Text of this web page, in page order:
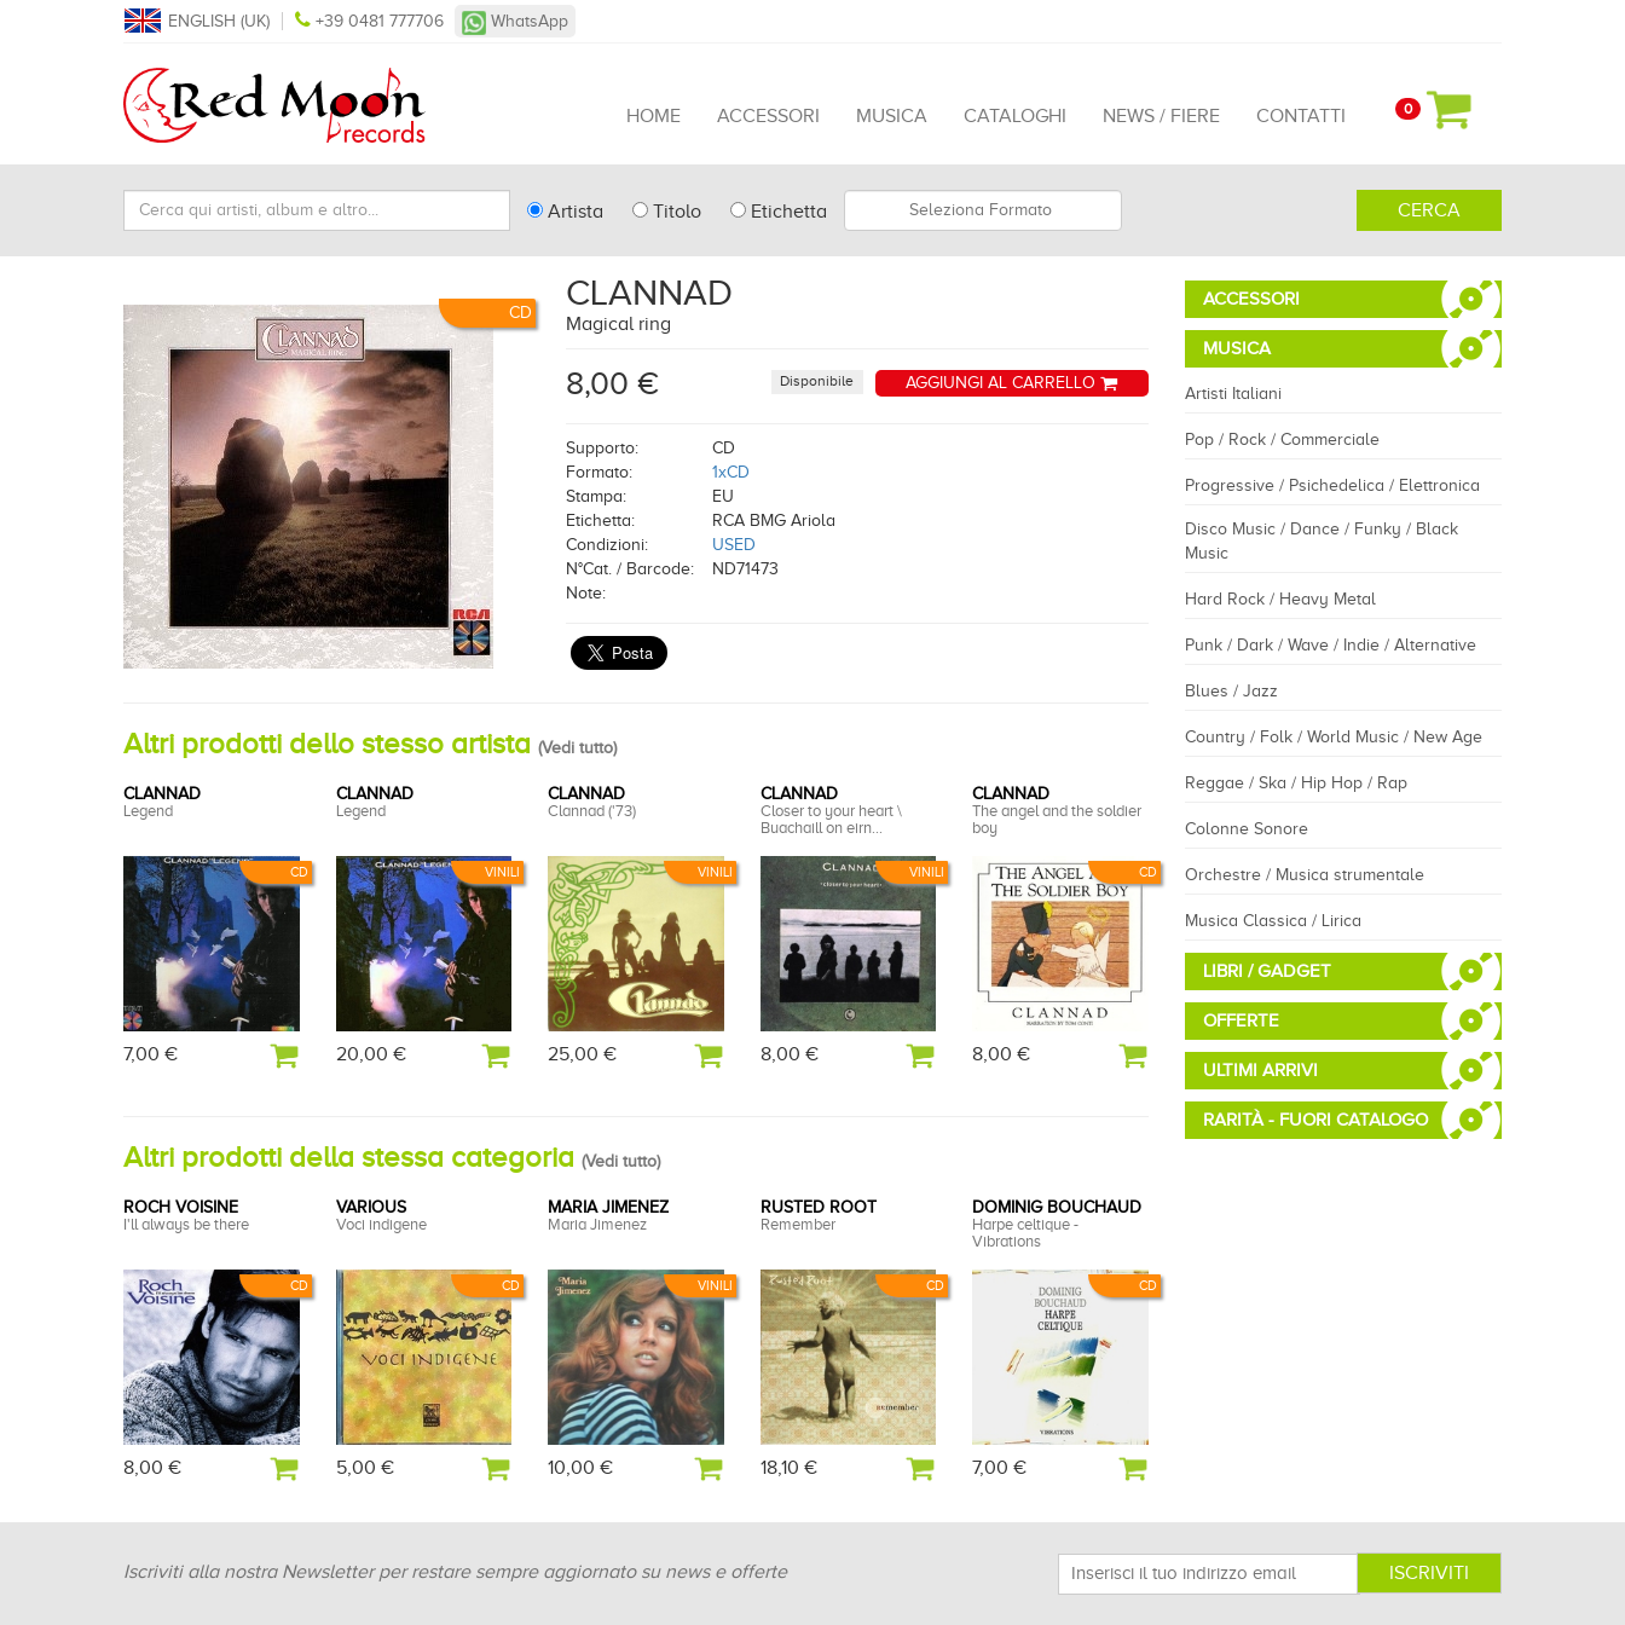
ENGLISH (UK) +39 0481 777706 WhatsApp
HOME ACCESSORI MUSICA CATALOGHI NEWS / FIERE CONTATTI 0
Cerca
qui
artisti,
e
altro...
TypeArtista Titolo Etichetta Formato CERCA
CD CLANNAD
Magical ring
8,00 € Disponibile AGGIUNGI AL CARRELLO
Supporto:
CD
Formato:
1xCD
Stampa:
EU
Etichetta:
RCA BMG Ariola
Condizioni:
USED
N°Cat. / Barcode:
ND71473
Note:
Altri prodotti dello stesso artista (Vedi tutto)
CD
CLANNAD
Legend
7,00 €
VINILI
CLANNAD
Legend
20,00 €
VINILI
CLANNAD
Clannad ('73)
25,00 €
VINILI
CLANNAD
Closer to your heart \
Buachaill on eirn...
8,00 €
CD
CLANNAD
The angel and the soldier
boy
8,00 €
Altri prodotti della stessa categoria (Vedi tutto)
CD
ROCH VOISINE
I'll always be there
8,00 €
CD
VARIOUS
Voci indigene
5,00 €
VINILI
MARIA JIMENEZ
Maria Jimenez
10,00 €
CD
RUSTED ROOT
Remember
18,10 €
CD
DOMINIG BOUCHAUD
Harpe celtique -
Vibrations
7,00 €
ACCESSORI
MUSICA
Artisti Italiani
Pop / Rock / Commerciale
Progressive / Psichedelica / Elettronica
Disco Music / Dance / Funky / Black
Music
Hard Rock / Heavy Metal
Punk / Dark / Wave / Indie / Alternative
Blues / Jazz
Country / Folk / World Music / New Age
Reggae / Ska / Hip Hop / Rap
Colonne Sonore
Orchestre / Musica strumentale
Musica Classica / Lirica
LIBRI / GADGET
OFFERTE
ULTIMI ARRIVI
RARITÀ - FUORI CATALOGO
Iscriviti alla nostra Newsletter per restare sempre aggiornato su news e offerte